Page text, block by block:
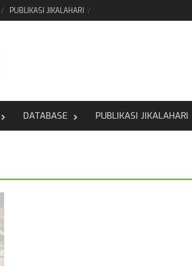
PUBLIKASI JIKALAHARI
DATABASE PUBLIKASI JIKALAHARI